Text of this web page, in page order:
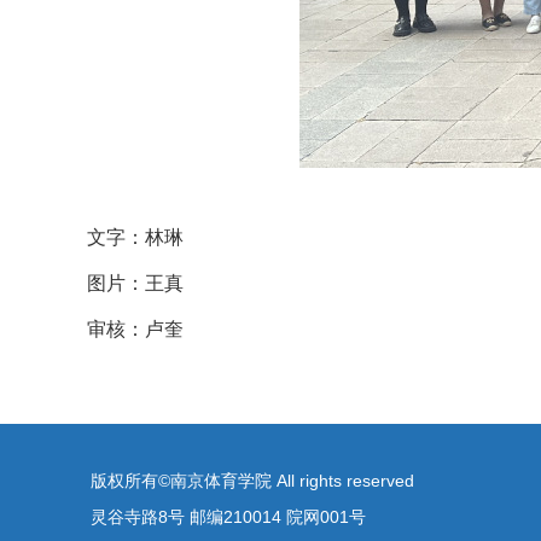
文字：林琳
图片：王真
审核：卢奎
版权所有©南京体育学院 All rights reserved
灵谷寺路8号 邮编210014 院网001号